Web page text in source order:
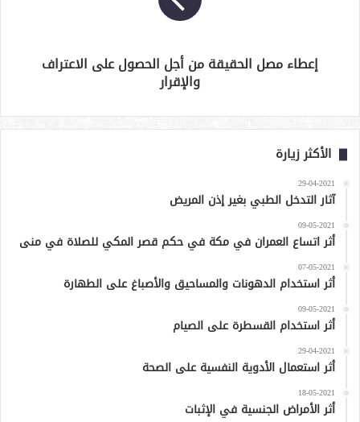
إعطاء مصل الحقيقة من أجل الحصول على الاعتراف
والإقرار
الأكثر زيارة
29-04-2021
آثار التدخل الطبي بغير إذن المريض
09-05-2021
أثر اتساع العمران في مكة في حكم قصر المكي للصلاة في منى
07-05-2021
أثر استخدام الدهونات والمساحيق والأصباغ على الطهارة
09-05-2021
أثر استخدام القسطرة على الصيام
29-04-2021
أثر استعمال الأدوية النفسية على الصحة
18-05-2021
أثر الأمراض الجنسية في الإثبات